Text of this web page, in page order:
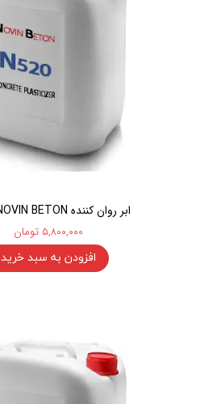
ابر روان کننده N520 NOVIN BETON
۵,۸۰۰,۰۰۰ تومان
افزودن به سبد خرید